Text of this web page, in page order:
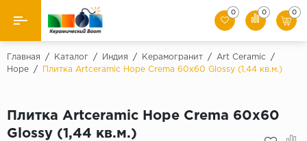
Назад
Керамическая плитка
0 0 0
Главная / Каталог / Индия / Керамогранит / Art Ceramic
/
Hope
/ Плитка Artceramic Hope Crema 60x60 Glossy (1,44 кв.м.)
Плитка Artceramic Hope Crema 60x60
Glossy (1,44 кв.м.)